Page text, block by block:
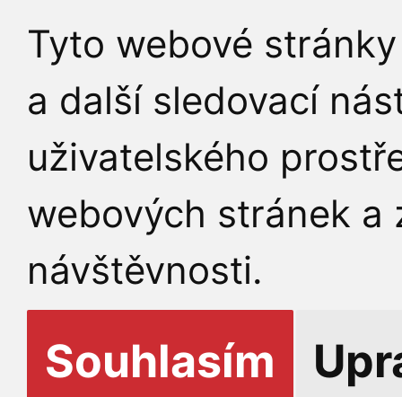
Tyto webové
a další sledovací
uživatelského
webových stránek a
návštěvnosti.
Souhlasím